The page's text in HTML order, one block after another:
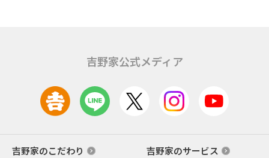
吉野家公式メディア
吉野家のこだわり 吉野家のサービス